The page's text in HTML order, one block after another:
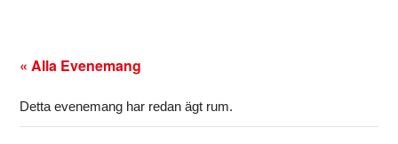
« Alla Evenemang
Detta evenemang har redan ägt rum.